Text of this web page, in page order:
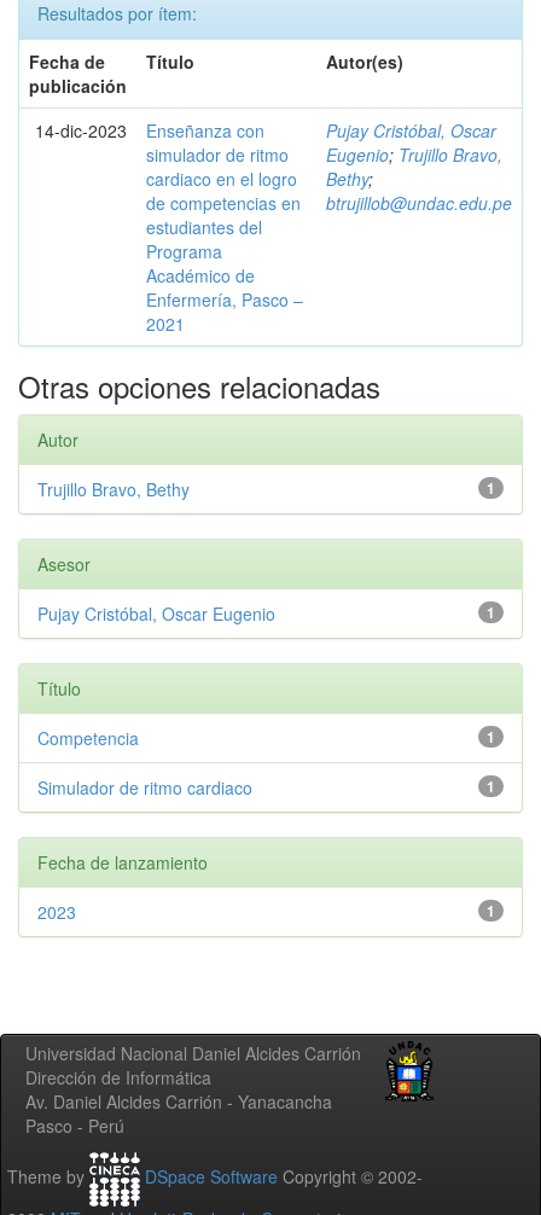
Resultados por ítem:
Fecha de
publicación
Título Autor(es)
14-dic-2023
Enseñanza con
simulador de ritmo
cardiaco en el logro
de competencias en
estudiantes del
Programa
Académico de
Enfermería, Pasco –
2021
Pujay Cristóbal, Oscar
Eugenio; Trujillo Bravo,
Bethy;
btrujillob@undac.edu.pe
Otras opciones relacionadas
Autor
1
Trujillo Bravo, Bethy
Asesor
1
Pujay Cristóbal, Oscar Eugenio
Título
1
Competencia
1
Simulador de ritmo cardiaco
Fecha de lanzamiento
1
2023
Universidad Nacional Daniel Alcides Carrión
Dirección de Informática
Av. Daniel Alcides Carrión - Yanacancha
Pasco - Perú
Theme by DSpace Software Copyright © 2002-